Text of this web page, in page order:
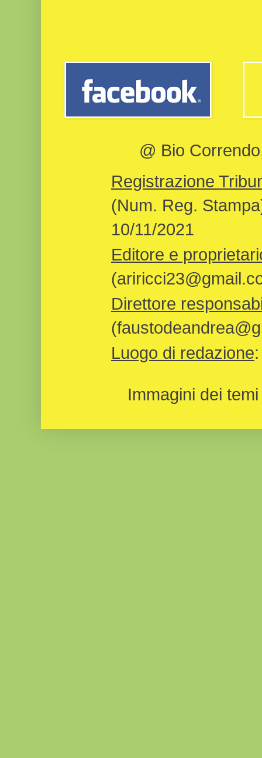
@ Bio
Registrazione
(Num. Reg.
10/11/2021
Editore e
Direttore
Luogo di redazione
Immagini dei